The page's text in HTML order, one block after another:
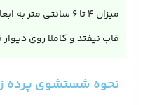
میزان 4 تا 6 سانتی
قاب نیفتد و کاملا روی دیوار
نحوه شستشوی پرده